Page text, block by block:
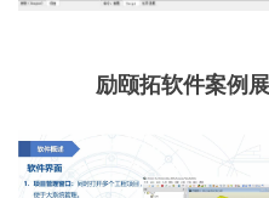
励颐拓软件案例